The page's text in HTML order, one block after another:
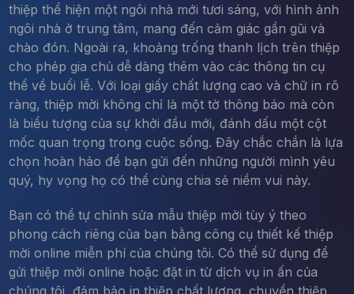
thiệp thể hiện một ngôi nhà mới tươi sáng, với hình ảnh
ngôi nhà ở trung tâm, mang đến cảm giác gần gũi và
chào đón. Ngoài ra, khoảng trống thanh lịch trên thiệp
cho phép gia chủ dễ dàng thêm vào các thông tin cụ
thể về buổi lễ. Với loại giấy chất lượng cao và chữ in rõ
ràng, thiệp mời không chỉ là một tờ thông báo mà còn
là biểu tượng của sự khởi đầu mới, đánh dấu một cột
mốc quan trọng trong cuộc sống. Đây chắc chắn là lựa
chọn hoàn hảo để bạn gửi đến những người mình yêu
quý, hy vọng họ có thể cùng chia sẻ niềm vui này.
Bạn có thể tự chỉnh sửa mẫu thiệp mời tùy ý theo
phong cách riêng của bạn bằng công cụ thiết kế thiệp
mời online miễn phí của chúng tôi. Có thể sử dụng để
gửi thiệp mời online hoặc đặt in từ dịch vụ in ấn của